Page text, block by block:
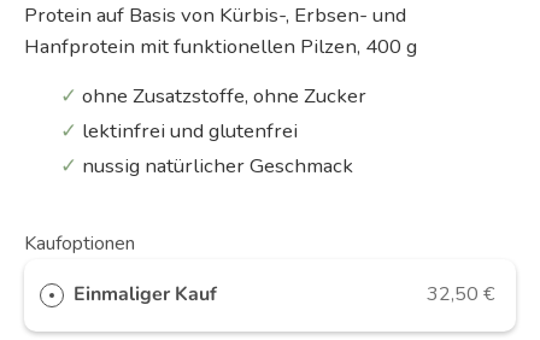
Protein auf Basis von Kürbis-, Erbsen- und
Hanfprotein mit funktionellen Pilzen, 400 g
✓ ohne Zusatzstoffe, ohne Zucker
✓ lektinfrei und glutenfrei
✓ nussig natürlicher Geschmack
Kaufoptionen
Einmaliger Kauf
32,50 €